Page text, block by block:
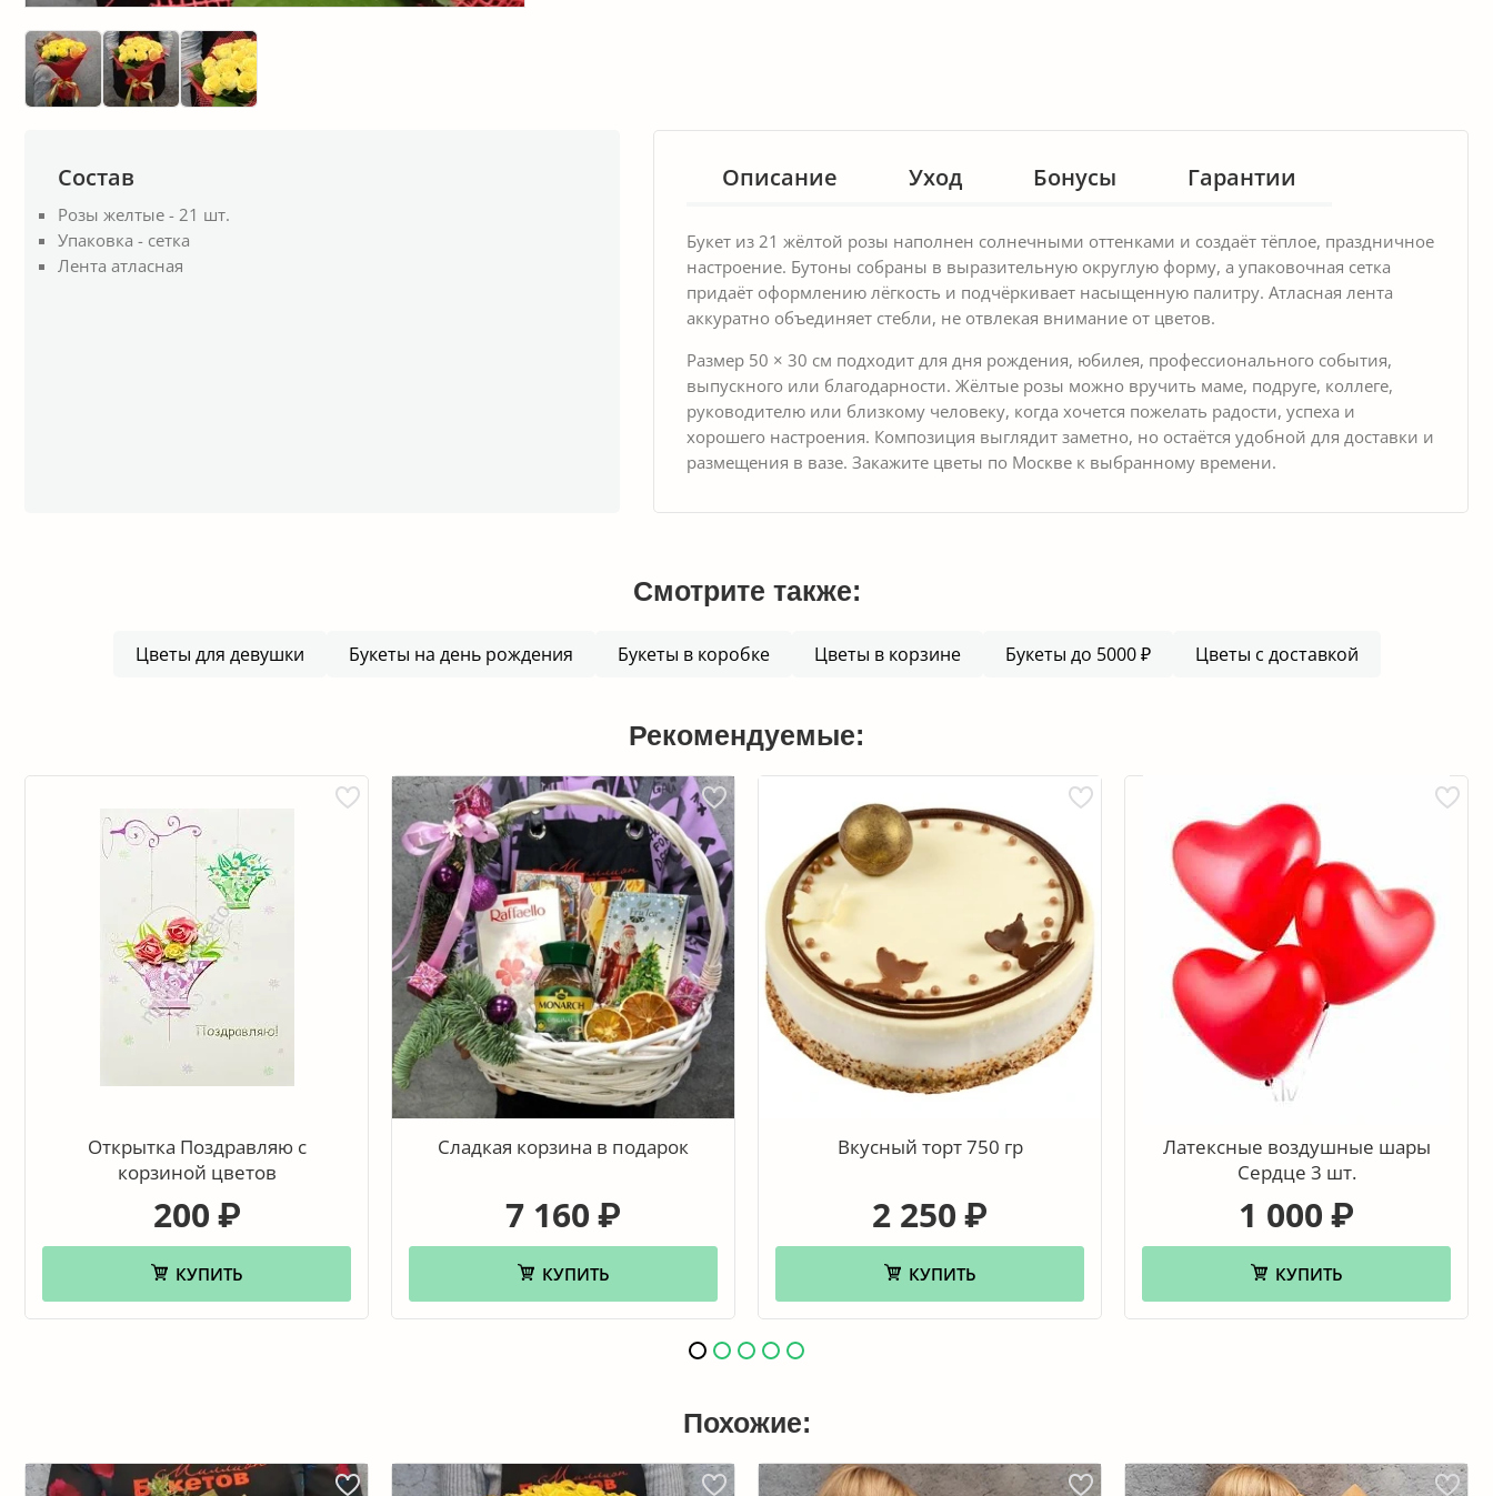
Состав
Розы желтые - 21 шт.
Упаковка - сетка
Лента атласная
Описание Уход Бонусы Гарантии
Букет из 21 жёлтой розы наполнен солнечными оттенками и создаёт тёплое, праздничное
настроение. Бутоны собраны в выразительную округлую форму, а упаковочная сетка
придаёт оформлению лёгкость и подчёркивает насыщенную палитру. Атласная лента
аккуратно объединяет стебли, не отвлекая внимание от цветов.
Размер 50 × 30 см подходит для дня рождения, юбилея, профессионального события,
выпускного или благодарности. Жёлтые розы можно вручить маме, подруге, коллеге,
руководителю или близкому человеку, когда хочется пожелать радости, успеха и
хорошего настроения. Композиция выглядит заметно, но остаётся удобной для доставки и
размещения в вазе. Закажите цветы по Москве к выбранному времени.
Смотрите также:
Цветы для девушки Букеты на день рождения Букеты в коробке Цветы в корзине Букеты до 5000 ₽ Цветы с доставкой
Рекомендуемые:
Открытка Поздравляю с
корзиной цветов
200 ₽
КУПИТЬ
Сладкая корзина в подарок
7 160 ₽
КУПИТЬ
Вкусный торт 750 гр
2 250 ₽
КУПИТЬ
Латексные воздушные шары
Сердце 3 шт.
1 000 ₽
КУПИТЬ
Похожие: